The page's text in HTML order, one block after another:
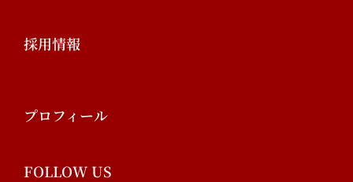
採用情報
プロフィール
FOLLOW US